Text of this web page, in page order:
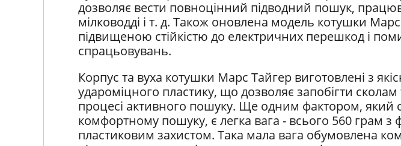
дозволяє вести повноцінний підводний пошук,
мілководді і т. д. Також оновлена модель котушки
підвищеною стійкістю до електричних перешкод і
спрацьовувань.
Корпус та вуха котушки Марс Тайгер виготовлені з
удароміцного пластику, що дозволяє запобігти
процесі активного пошуку. Ще одним фактором, який
комфортному пошуку, є легка вага - всього 560 грам з
пластиковим захистом. Така мала вага обумовлена